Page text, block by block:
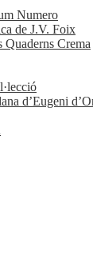
Numero
de J.V. Foix
Quaderns Crema
d’Eugeni